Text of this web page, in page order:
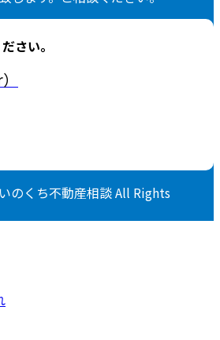
さい。
のくち不動産相談 All Rights